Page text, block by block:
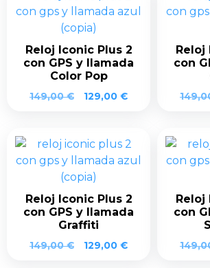
Reloj Iconic Plus 2
con GPS y llamada
Color Pop
149,00€
El
era:
149,00 €.
129,00 €El
129,00 €.
Reloj
con
Reloj Iconic Plus 2
con GPS y llamada
Graffiti
149,00€
El
129,00 €El
Reloj
con